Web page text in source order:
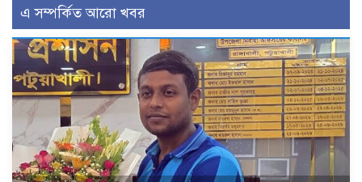
এ সম্পর্কিত আরো খবর